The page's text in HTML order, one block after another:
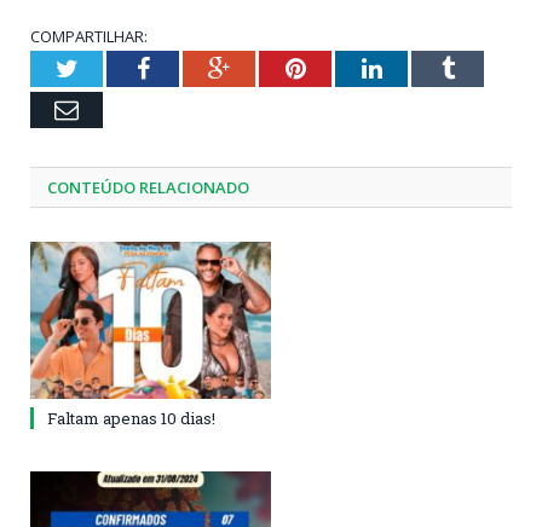
COMPARTILHAR:
TwitterFacebookGoogle+PinterestLinkedInTumblr
Email
CONTEÚDO RELACIONADO
Faltam apenas 10 dias!